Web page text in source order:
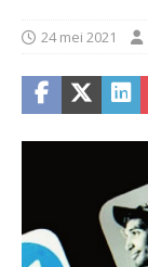
24 mei 2021